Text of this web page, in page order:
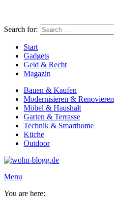
Search for:
Start
Gadgets
Geld & Recht
Magazin
Bauen & Kaufen
Modernisieren & Renovieren
Möbel & Haushalt
Garten & Terrasse
Technik & Smarthome
Küche
Outdoor
Menu
You are here: